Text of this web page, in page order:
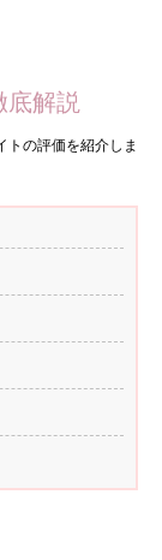
底解説
トの評価を紹介しま